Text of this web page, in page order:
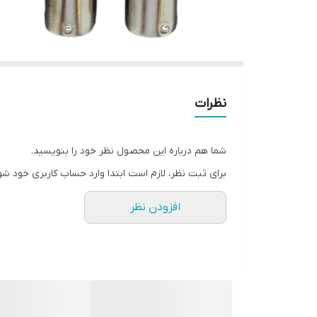
نظرات
شما هم درباره این محصول نظر خود را بنویسید.
برای ثبت نظر، لازم است ابتدا وارد حساب کاربری خود
افزودن نظر